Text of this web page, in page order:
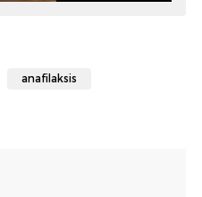
anafilaksis